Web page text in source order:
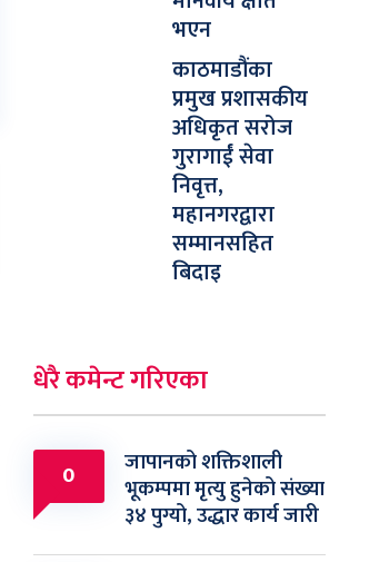
भएन
काठमाडौंका
प्रमुख प्रशासकीय
अधिकृत सरोज
गुरागाईं सेवा
निवृत्त,
महानगरद्वारा
सम्मानसहित
बिदाइ
धेरै कमेन्ट गरिएका
0 जापानको शक्तिशाली
भूकम्पमा मृत्यु हुनेको संख्या
३४ पुग्यो, उद्धार कार्य जारी